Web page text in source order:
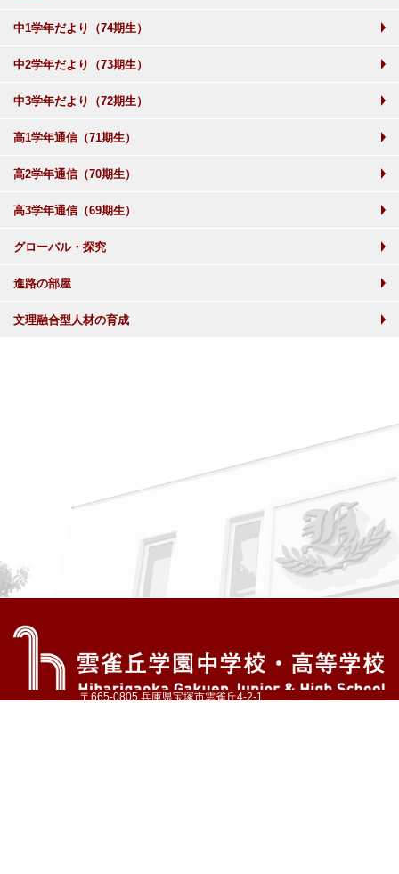
中1学年だより（74期生）
中2学年だより（73期生）
中3学年だより（72期生）
高1学年通信（71期生）
高2学年通信（70期生）
高3学年通信（69期生）
グローバル・探究
進路の部屋
文理融合型人材の育成
〒665-0805 兵庫県宝塚市雲雀丘4-2-1